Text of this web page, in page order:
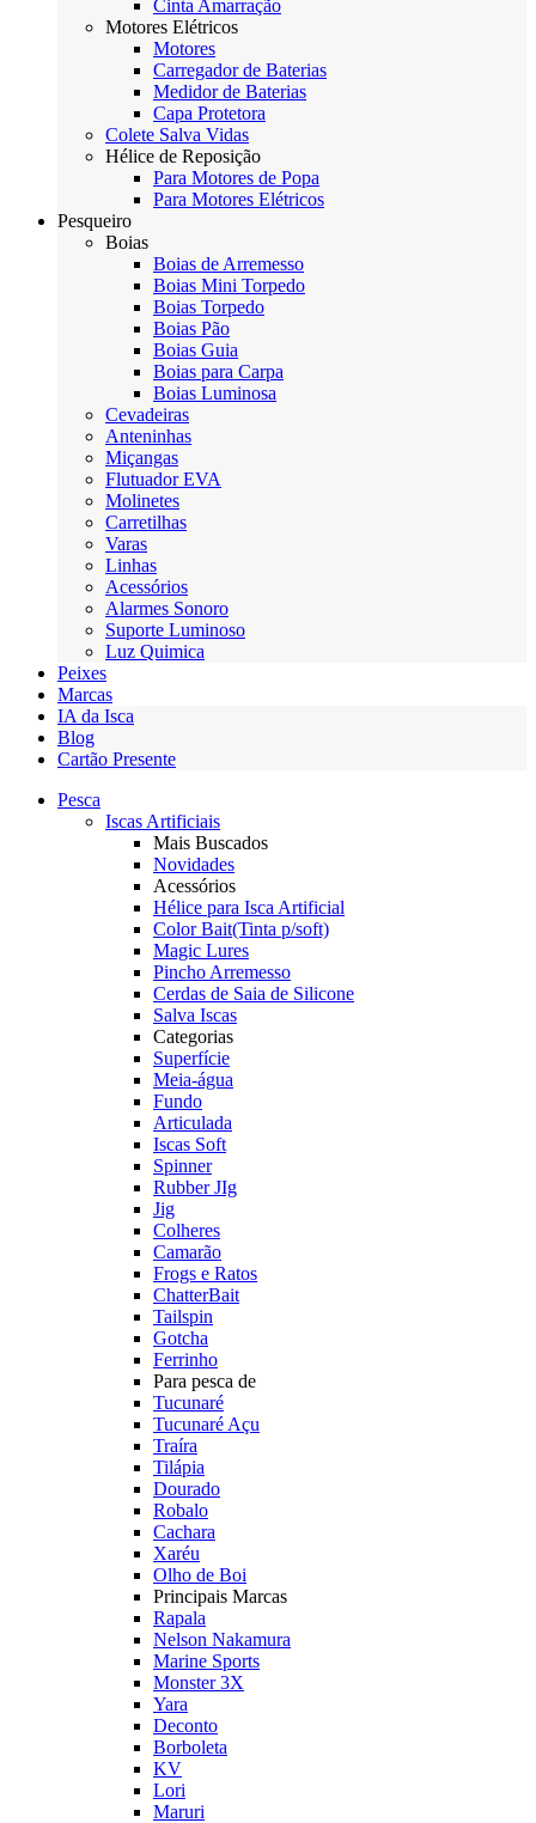
Cinta Amarração
Motores Elétricos
Motores
Carregador de Baterias
Medidor de Baterias
Capa Protetora
Colete Salva Vidas
Hélice de Reposição
Para Motores de Popa
Para Motores Elétricos
Pesqueiro
Boias
Boias de Arremesso
Boias Mini Torpedo
Boias Torpedo
Boias Pão
Boias Guia
Boias para Carpa
Boias Luminosa
Cevadeiras
Anteninhas
Miçangas
Flutuador EVA
Molinetes
Carretilhas
Varas
Linhas
Acessórios
Alarmes Sonoro
Suporte Luminoso
Luz Quimica
Peixes
Marcas
IA da Isca
Blog
Cartão Presente
Pesca
Iscas Artificiais
Mais Buscados
Novidades
Acessórios
Hélice para Isca Artificial
Color Bait(Tinta p/soft)
Magic Lures
Pincho Arremesso
Cerdas de Saia de Silicone
Salva Iscas
Categorias
Superfície
Meia-água
Fundo
Articulada
Iscas Soft
Spinner
Rubber JIg
Jig
Colheres
Camarão
Frogs e Ratos
ChatterBait
Tailspin
Gotcha
Ferrinho
Para pesca de
Tucunaré
Tucunaré Açu
Traíra
Tilápia
Dourado
Robalo
Cachara
Xaréu
Olho de Boi
Principais Marcas
Rapala
Nelson Nakamura
Marine Sports
Monster 3X
Yara
Deconto
Borboleta
KV
Lori
Maruri